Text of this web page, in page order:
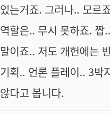
있는거죠. 그러나.. 모르
역할은.. 무시 못하죠. 짭
말이죠.. 저도 개헌에는
기획.. 언론 플레이.. 3박
않다고 봅니다.